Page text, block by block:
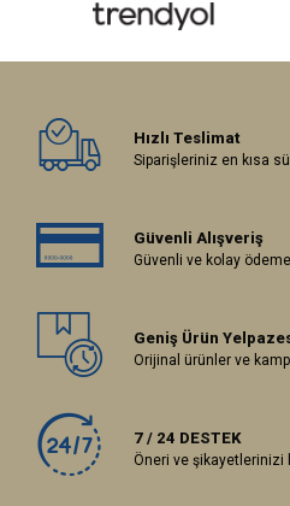
Hızlı Teslimat
Siparişleriniz en kısa
Güvenli Alışveriş
Güvenli ve kolay
Geniş Ürün
Orijinal ürünler ve
7 / 24 DESTEK
Öneri ve şikayetlerinizi